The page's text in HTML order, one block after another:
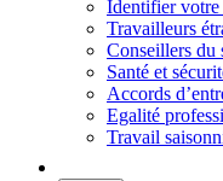
Identifier votre
Travailleurs
Conseillers du
Santé et
Accords
Egalité
Travail